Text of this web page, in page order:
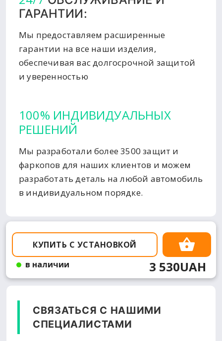
ГАРАНТИИ:
Мы предоставляем расширенные
гарантии на все наши изделия,
обеспечивая вас долгосрочной защитой
и уверенностью
100% ИНДИВИДУАЛЬНЫХ
РЕШЕНИЙ
Мы разработали более 3500 защит и
фаркопов для наших клиентов и можем
разработать деталь на любой автомобиль
в индивидуальном порядке.
КУПИТЬ С УСТАНОВКОЙ
в наличии
3 530UAH
СВЯЗАТЬСЯ С НАШИМИ
СПЕЦИАЛИСТАМИ